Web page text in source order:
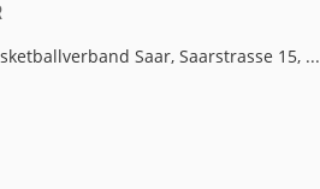
Saar, Saarstrasse 15, ...